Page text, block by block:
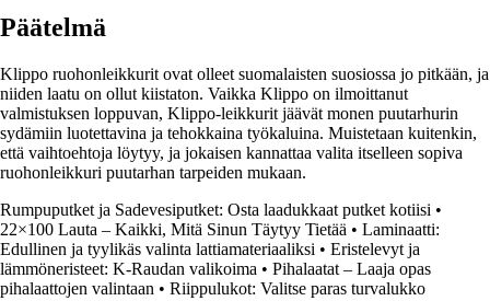
Päätelmä
Klippo ruohonleikkurit ovat olleet suomalaisten suosiossa jo pitkään, ja
niiden laatu on ollut kiistaton. Vaikka Klippo on ilmoittanut
valmistuksen loppuvan, Klippo-leikkurit jäävät monen puutarhurin
sydämiin luotettavina ja tehokkaina työkaluina. Muistetaan kuitenkin,
että vaihtoehtoja löytyy, ja jokaisen kannattaa valita itselleen sopiva
ruohonleikkuri puutarhan tarpeiden mukaan.
Rumpuputket ja Sadevesiputket: Osta laadukkaat putket kotiisi •
22×100 Lauta – Kaikki, Mitä Sinun Täytyy Tietää • Laminaatti:
Edullinen ja tyylikäs valinta lattiamateriaaliksi • Eristelevyt ja
lämmöneristeet: K-Raudan valikoima • Pihalaatat – Laaja opas
pihalaattojen valintaan • Riippulukot: Valitse paras turvalukko